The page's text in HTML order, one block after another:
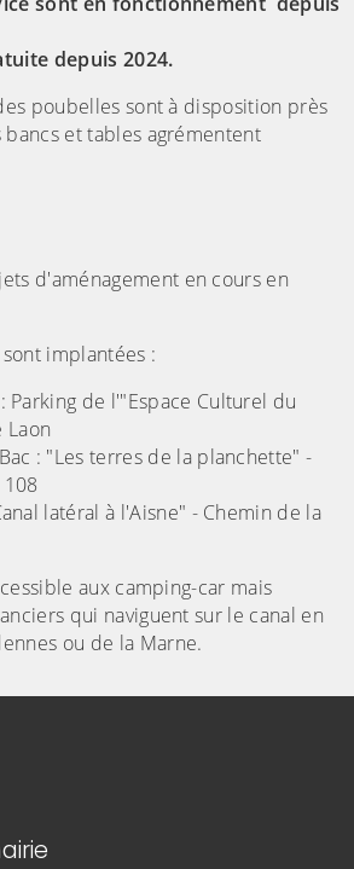
depuis 2024.
poubelles sont à disposition près
et tables agrémentent
implantées :
Parking de l'"Espace Culturel du
Laon
: "Les terres de la planchette" -
latéral à l'Aisne" - Chemin de la
aux camping-car mais
qui naviguent sur le canal en
ou de la Marne.
contact